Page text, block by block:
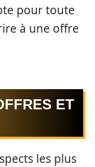
pour toute
à une offre
ET
les plus